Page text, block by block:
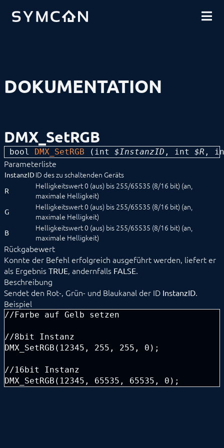
COMMUNITY
DOKUMENTATION
EINFÜHRUNG
INSTALLATION
MODULREFERENZ
Geräte
ALLNET
BACnet
Catan
digitalSTROM
DMX / ArtNet
DMX_FadeChannel
DMX_FadeChannelDelayed
DMX_FadeRGB
DMX_FadeRGBDelayed
DMX_RequestInfo
DMX_ResetInterface
DMX_SetBlackOut
DMX_SetChannel
DMX_SetRGB
Geräteliste
EgiGeoZone
ekey
ekey bionyx
EnOcean
FS10 Wetter
GARDENA smart system
Heating Control
Home Connect
HomeMatic
DMX_SetRGB
bool DMX_SetRGB ( int $InstanzID , int $R ,
Parameterliste
InstanzIDID des zu schaltenden Geräts
R
Helligkeitswert 0 (aus) bis 255/65535 (8/16 bit) (an,
maximale Helligkeit)
G
Helligkeitswert 0 (aus) bis 255/65535 (8/16 bit) (an,
maximale Helligkeit)
B
Helligkeitswert 0 (aus) bis 255/65535 (8/16 bit) (an,
maximale Helligkeit)
Rückgabewert
Konnte der Befehl erfolgreich ausgeführt werden, liefert er
als Ergebnis TRUE, andernfalls FALSE.
Beschreibung
Sendet den Rot-, Grün- und Blaukanal der ID InstanzID.
Beispiel
//Farbe auf Gelb setzen
//8bit Instanz
DMX_SetRGB(12345, 255, 255, 0);
//16bit Instanz
DMX_SetRGB(12345, 65535, 65535, 0);